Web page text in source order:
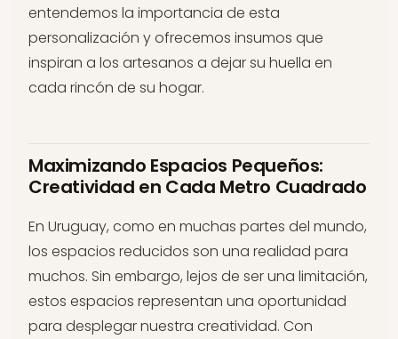
entendemos la importancia de esta
personalización y ofrecemos insumos que
inspiran a los artesanos a dejar su huella en
cada rincón de su hogar.
Maximizando Espacios Pequeños:
Creatividad en Cada Metro Cuadrado
En Uruguay, como en muchas partes del mundo,
los espacios reducidos son una realidad para
muchos. Sin embargo, lejos de ser una limitación,
estos espacios representan una oportunidad
para desplegar nuestra creatividad. Con